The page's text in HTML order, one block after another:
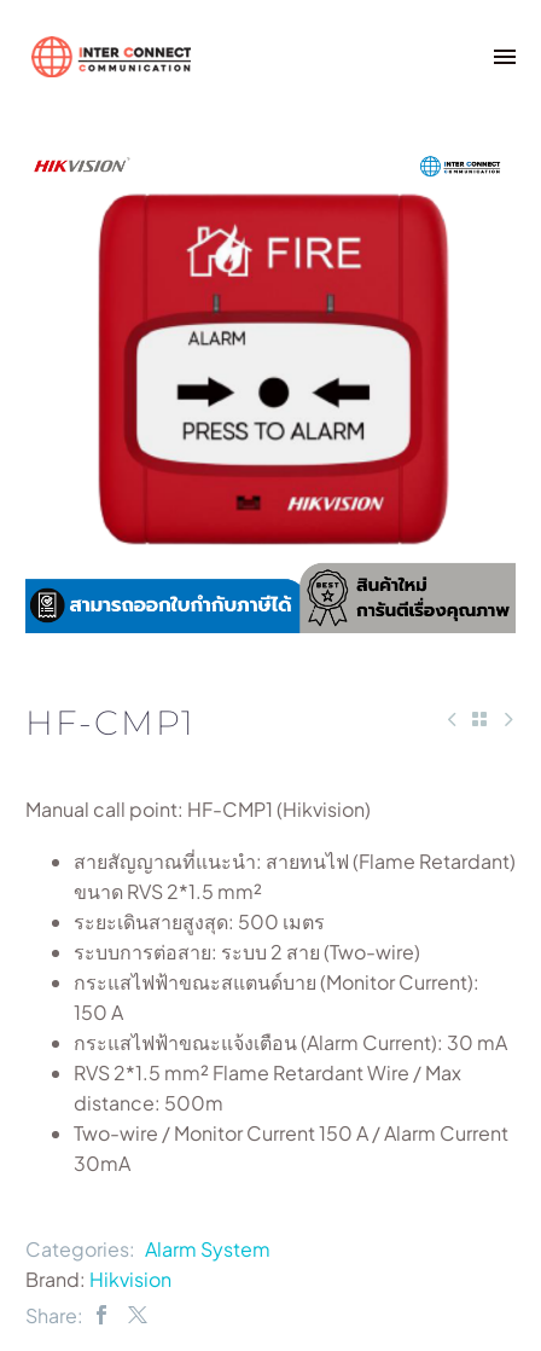
Home
HF-CMP1
Manual call point: HF-CMP1 (Hikvision)
สายสัญญาณที่แนะนำ: สายทนไฟ (Flame Retardant)
ขนาด RVS 2*1.5 mm²
ระยะเดินสายสูงสุด: 500 เมตร
ระบบการต่อสาย: ระบบ 2 สาย (Two-wire)
กระแสไฟฟ้าขณะสแตนด์บาย (Monitor Current):
150 A
กระแสไฟฟ้าขณะแจ้งเตือน (Alarm Current): 30 mA
RVS 2*1.5 mm² Flame Retardant Wire / Max
distance: 500m
Two-wire / Monitor Current 150 A / Alarm Current
30mA
Categories: Alarm System
Brand: Hikvision
Share: